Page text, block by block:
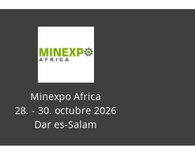
Minexpo Africa
28. - 30. octubre 2026
Dar es-Salam